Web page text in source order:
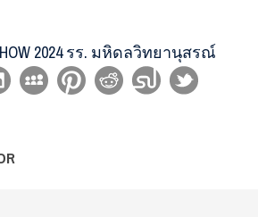
2024 รร. มหิดลวิทยานุสรณ์